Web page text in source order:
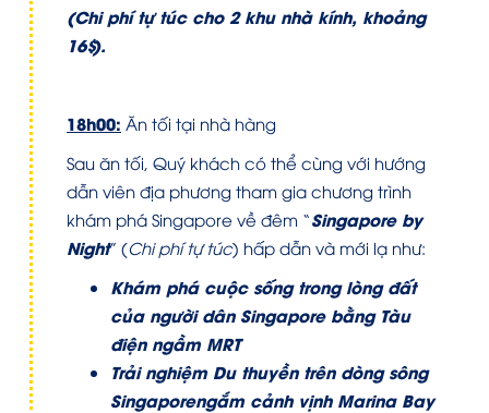
(Chi phí tự túc cho 2 khu nhà kính, khoảng
16$).
18h00: Ăn tối tại nhà hàng
Sau ăn tối, Quý khách có thể cùng với hướng
dẫn viên địa phương tham gia chương trình
khám phá Singapore về đêm “Singapore by
Night” (Chi phí tự túc) hấp dẫn và mới lạ như:
Khám phá cuộc sống trong lòng đất
của người dân Singapore bằng Tàu
điện ngầm MRT
Trải nghiệm Du thuyền trên dòng sông
Singaporengắm cảnh vịnh Marina Bay